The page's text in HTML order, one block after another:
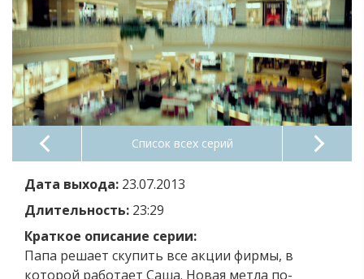
Список всех серий
Дата выхода: 23.07.2013
Длительность: 23:29
Краткое описание серии:
Папа решает скупить все акции фирмы, в
которой работает Саша. Новая метла по-